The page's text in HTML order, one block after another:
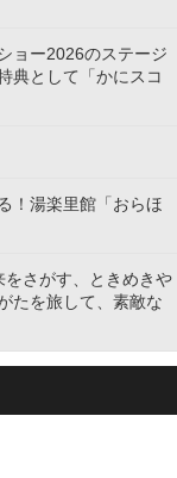
ョー2026のステージ
典として「かにスコ
！湯楽里館「おらほ
さがす、ときめきや
たを旅して、素敵な